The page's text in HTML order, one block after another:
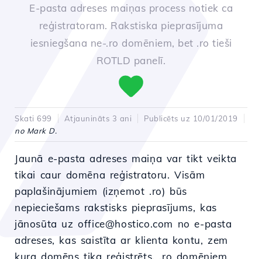
E-pasta adreses maiņas process notiek ca
reģistratoram. Rakstiska pieprasījuma
iesniegšana ne-.ro domēniem, bet .ro tieši
ROTLD panelī.
Skati 699 Atjaunināts 3 ani
Publicēts uz 10/01/2019
no Mark D.
Jaunā e-pasta adreses maiņa var tikt veikta
tikai caur domēna reģistratoru. Visām
paplašinājumiem (izņemot .ro) būs
nepieciešams rakstisks pieprasījums, kas
jānosūta uz office@hostico.com no e-pasta
adreses, kas saistīta ar klienta kontu, zem
kura domēns tika reģistrēts. .ro domēniem